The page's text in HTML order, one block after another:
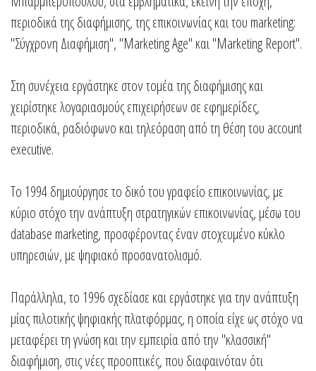
περιοδικά της διαφήμισης, της επικοινωνίας και του marketing:
"Σύγχρονη Διαφήμιση", "Marketing Age" και "Marketing Report".
Στη συνέχεια εργάστηκε στον τομέα της διαφήμισης και
χειρίστηκε λογαριασμούς επιχειρήσεων σε εφημερίδες,
περιοδικά, ραδιόφωνο και τηλεόραση από τη θέση του account
executive.
Το 1994 δημιούργησε το δικό του γραφείο επικοινωνίας, με
κύριο στόχο την ανάπτυξη στρατηγικών επικοινωνίας, μέσω του
database marketing, προσφέροντας έναν στοχευμένο κύκλο
υπηρεσιών, με ψηφιακό προσανατολισμό.
Παράλληλα, το 1996 σχεδίασε και εργάστηκε για την ανάπτυξη
μίας πιλοτικής ψηφιακής πλατφόρμας, η οποία είχε ως στόχο να
μεταφέρει τη γνώση και την εμπειρία από την "κλασσική"
διαφήμιση, στις νέες προοπτικές, που διαφαινόταν ότι